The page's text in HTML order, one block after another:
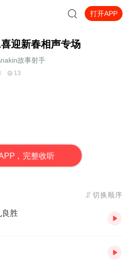
打开APP
迎新春相声专场
故事射手
13
PP，完整收听
切换顺序
良胜